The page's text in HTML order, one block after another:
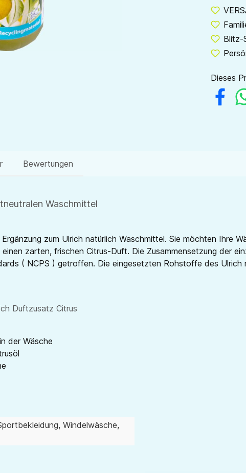
Blitz-
Dieses
Bewertungen
Waschmittel
zum Ulrich natürlich Waschmittel. Sie möchten Ihre
zarten, frischen Citrus-Duft. Die Zusammensetzung der
( NCPS ) getroffen. Die eingesetzten Rohstoffe des
Duftzusatz Citrus
der Wäsche
, Windelwäsche,